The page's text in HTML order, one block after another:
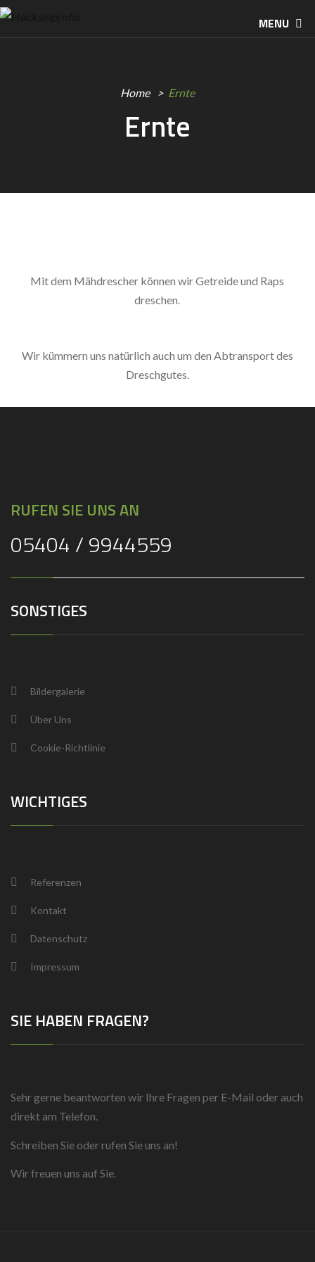
MENU
Home Ernte
Ernte
Mit dem Mähdrescher können wir Getreide und Raps
dreschen.
Wir kümmern uns natürlich auch um den Abtransport des
Dreschgutes.
RUFEN SIE UNS AN
05404 / 9944559
SONSTIGES
Bildergalerie
Über Uns
Cookie-Richtlinie
WICHTIGES
Referenzen
Kontakt
Datenschutz
Impressum
SIE HABEN FRAGEN?
Sehr gerne beantworten wir Ihre Fragen per E-Mail oder auch
direkt am Telefon.
Schreiben Sie oder rufen Sie uns an!
Wir freuen uns auf Sie.